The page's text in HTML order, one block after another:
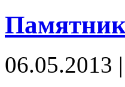
06.05.2013 |